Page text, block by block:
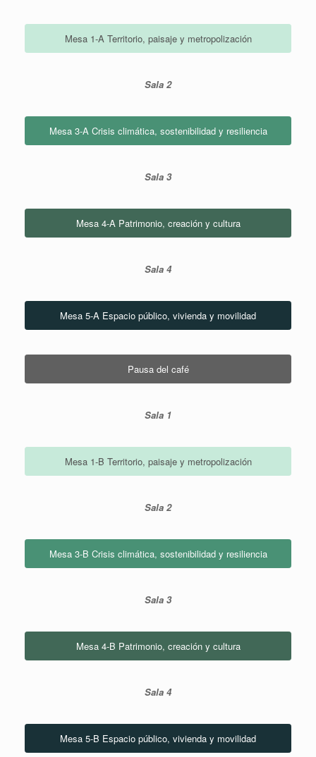
Mesa 1-A Territorio, paisaje y metropolización
Sala 2
Mesa 3-A Crisis climática, sostenibilidad y resiliencia
Sala 3
Mesa 4-A Patrimonio, creación y cultura
Sala 4
Mesa 5-A Espacio público, vivienda y movilidad
Pausa del café
Sala 1
Mesa 1-B Territorio, paisaje y metropolización
Sala 2
Mesa 3-B Crisis climática, sostenibilidad y resiliencia
Sala 3
Mesa 4-B Patrimonio, creación y cultura
Sala 4
Mesa 5-B Espacio público, vivienda y movilidad